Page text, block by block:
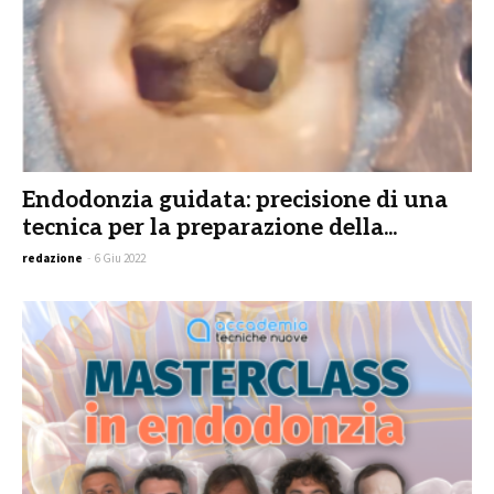
Endodonzia guidata: precisione di una
tecnica per la preparazione della...
redazione - 6 Giu 2022